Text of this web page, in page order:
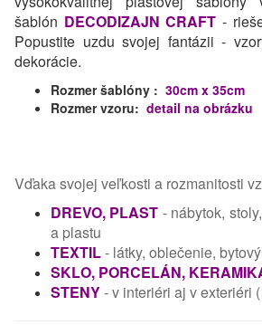
šablón DECODIZAJN CRAFT -
Popustite uzdu svojej fantázii -
dekorácie.
Rozmer šablóny : 30cm x 35cm
Rozmer vzoru: detail na obrázku
Vďaka svojej veľkosti a rozmanitosti
DREVO, PLAST - nábytok,
a plastu
TEXTIL- látky, oblečenie,
SKLO, PORCELÁN,
STENY- v interiéri aj v exteriéri